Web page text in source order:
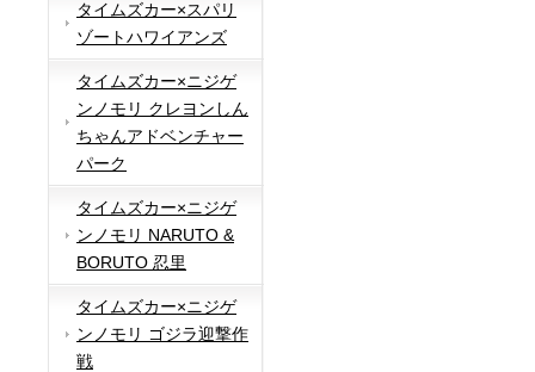
タイムズカー×スパリ
ゾートハワイアンズ
タイムズカー×ニジゲ
ンノモリ クレヨンしん
ちゃんアドベンチャー
パーク
タイムズカー×ニジゲ
ンノモリ NARUTO &
BORUTO 忍里
タイムズカー×ニジゲ
ンノモリ ゴジラ迎撃作
戦